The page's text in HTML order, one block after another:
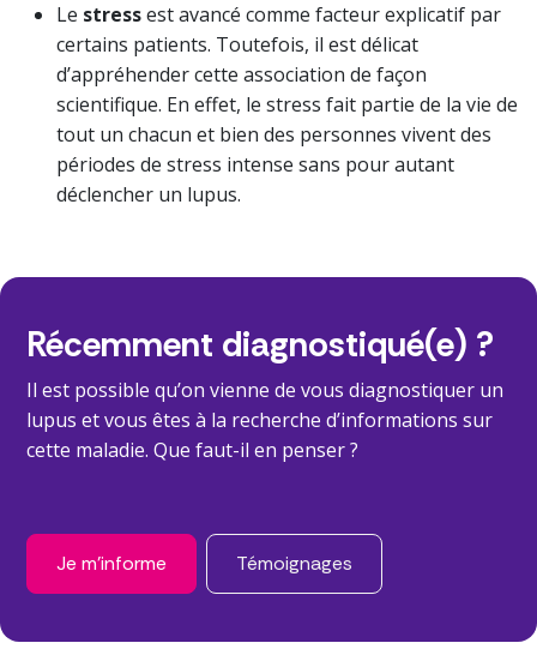
Le stressest avancé comme facteur explicatif par
certains patients. Toutefois, il est délicat
d’appréhender cette association de façon
scientifique. En effet, le stress fait partie de la vie de
tout un chacun et bien des personnes vivent des
périodes de stress intense sans pour autant
déclencher un lupus.
Récemment diagnostiqué(e) ?
Il est possible qu’on vienne de vous diagnostiquer un
lupus et vous êtes à la recherche d’informations sur
cette maladie. Que faut-il en penser ?
Je m'informe Témoignages